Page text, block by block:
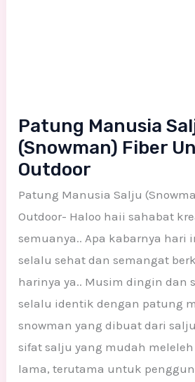
Patung Manusia
(Snowman) Fiber
Outdoor
Patung Manusia Salju
Outdoor- Haloo haii sahabat
semuanya.. Apa kabarnya hari
selalu sehat dan semangat
harinya ya.. Musim dingin dan
selalu identik dengan patung
snowman yang dibuat dari
sifat salju yang mudah
lama, terutama untuk